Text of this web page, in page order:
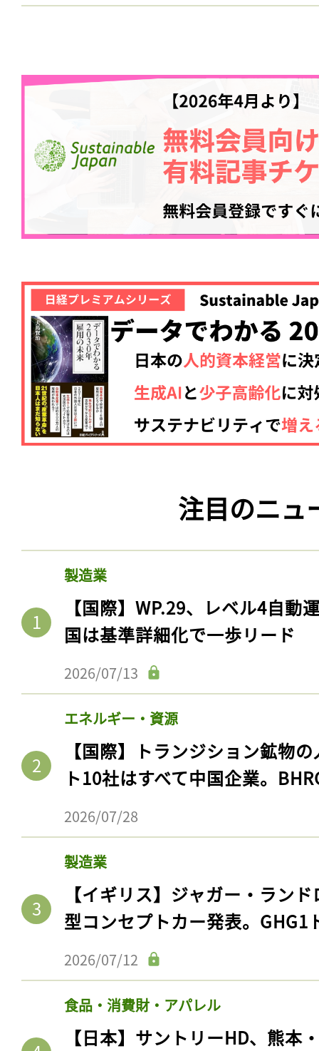
注目のニュ
製造業
【国際】WP.29、レベル4自動
国は基準詳細化で一歩リード
2026/07/13
エネルギー・資源
【国際】トランジション鉱物
ト10社はすべて中国企業。
2026/07/28
製造業
【イギリス】ジャガー・ラン
型コンセプトカー発表。GHG1
2026/07/12
食品・消費財・アパレル
【日本】サントリーHD、熊本
記事をお気に入りに
ログインが必
ログイン